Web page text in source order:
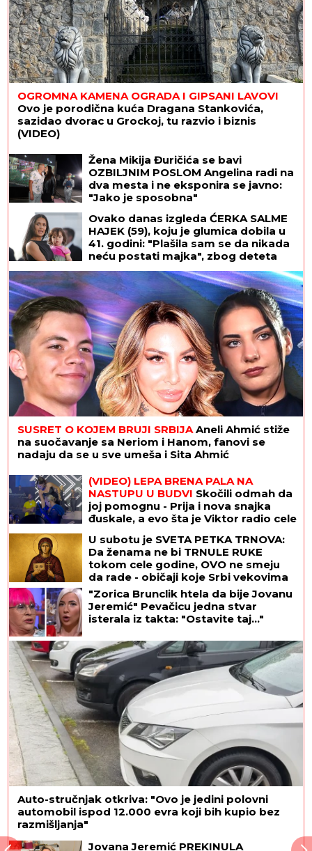
OGROMNA KAMENA OGRADA I GIPSANI LAVOVI
Ovo je porodična kuća Dragana Stankovića,
sazidao dvorac u Grockoj, tu razvio i biznis
(VIDEO)
Žena Mikija Đuričića se bavi
OZBILJNIM POSLOM Angelina radi na
dva mesta i ne eksponira se javno:
"Jako je sposobna"
Ovako danas izgleda ĆERKA SALME
HAJEK (59), koju je glumica dobila u
41. godini: "Plašila sam se da nikada
neću postati majka", zbog deteta
htela da napusti glumu, a danas je
Valentina njena najveća kritičarka
SUSRET O KOJEM BRUJI SRBIJAAneli Ahmić stiže
na suočavanje sa Neriom i Hanom, fanovi se
nadaju da se u sve umeša i Sita Ahmić
(VIDEO) LEPA BRENA PALA NA
NASTUPU U BUDVI Skočili odmah da
joj pomognu - Prija i nova snajka
đuskale, a evo šta je Viktor radio cele
U subotu je SVETA PETKA TRNOVA:
Da ženama ne bi TRNULE RUKE
tokom cele godine, OVO ne smeju
da rade - običaji koje Srbi vekovima
poštuju
"Zorica Brunclik htela da bije Jovanu
Jeremić" Pevačicu jedna stvar
isterala iz takta: "Ostavite taj..."
Auto-stručnjak otkriva: "Ovo je jedini polovni
automobil ispod 12.000 evra koji bih kupio bez
razmišljanja"
Jovana Jeremić PREKINULA